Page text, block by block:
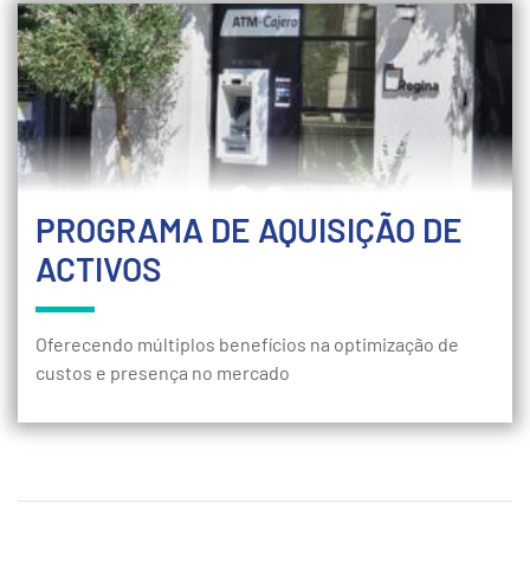
PROGRAMA DE AQUISIÇÃO DE
ACTIVOS
Oferecendo múltiplos benefícios na optimização de
custos e presença no mercado